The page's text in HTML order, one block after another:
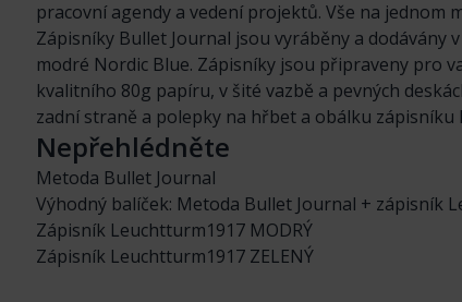
pracovní agendy a vedení projektů. Vše na jednom
Zápisníky Bullet Journal jsou vyráběny a dodávány
modré Nordic Blue. Zápisníky jsou připraveny pro
kvalitního 80g papíru, v šité vazbě a pevných
zadní straně a polepky na hřbet a obálku zápisníku
Nepřehlédněte
Metoda Bullet Journal
Výhodný balíček: Metoda Bullet Journal + zápisník
Zápisník Leuchtturm1917 MODRÝ
Zápisník Leuchtturm1917 ZELENÝ